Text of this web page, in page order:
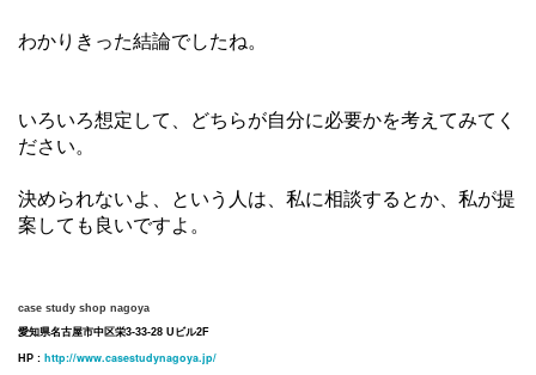
わかりきった結論でしたね。
いろいろ想定して、どちらが自分に必要かを考えてみてく
ださい。
決められないよ、という人は、私に相談するとか、私が提
案しても良いですよ。
case study shop nagoya
愛知県名古屋市中区栄3-33-28 Uビル2F
HP : http://www.casestudynagoya.jp/